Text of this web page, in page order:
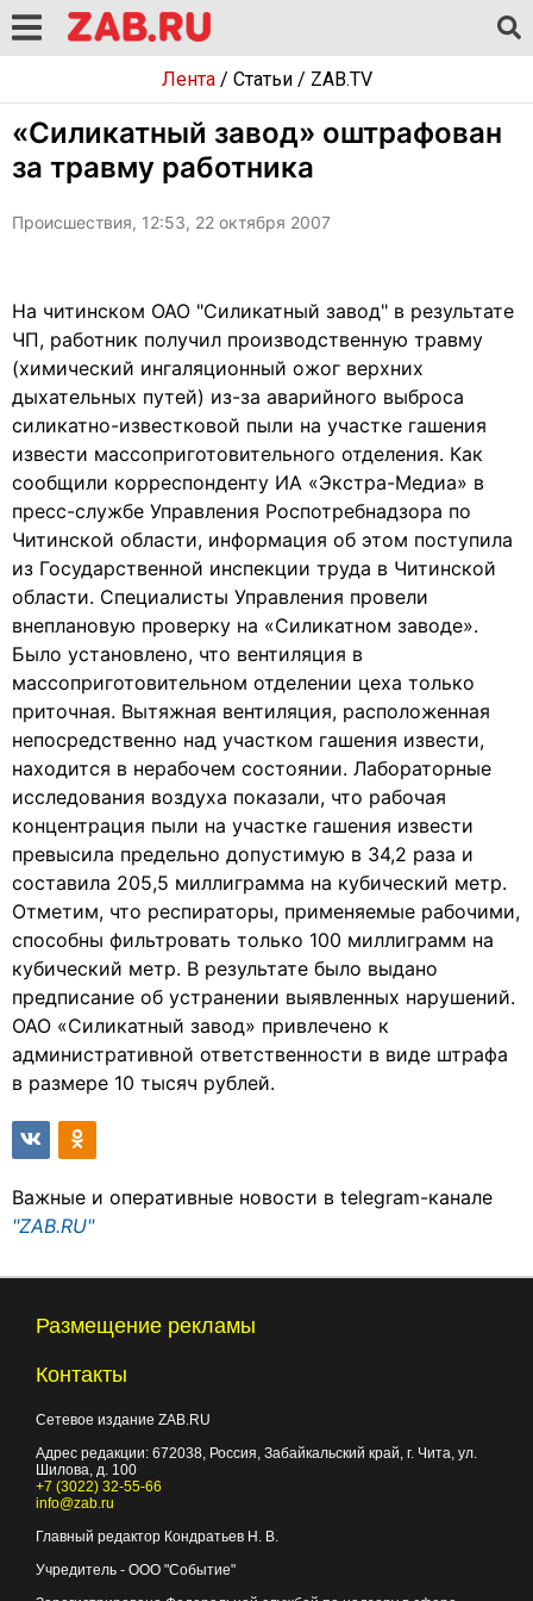
Лента/ Статьи/ ZAB.TV
«Силикатный завод» оштрафован
за травму работника
Происшествия, 12:53, 22 октября 2007
На читинском ОАО "Силикатный завод" в результате
ЧП, работник получил производственную травму
(химический ингаляционный ожог верхних
дыхательных путей) из-за аварийного выброса
силикатно-известковой пыли на участке гашения
извести массоприготовительного отделения. Как
сообщили корреспонденту ИА «Экстра-Медиа» в
пресс-службе Управления Роспотребнадзора по
Читинской области, информация об этом поступила
из Государственной инспекции труда в Читинской
области. Специалисты Управления провели
внеплановую проверку на «Силикатном заводе».
Было установлено, что вентиляция в
массоприготовительном отделении цеха только
приточная. Вытяжная вентиляция, расположенная
непосредственно над участком гашения извести,
находится в нерабочем состоянии. Лабораторные
исследования воздуха показали, что рабочая
концентрация пыли на участке гашения извести
превысила предельно допустимую в 34,2 раза и
составила 205,5 миллиграмма на кубический метр.
Отметим, что респираторы, применяемые рабочими,
способны фильтровать только 100 миллиграмм на
кубический метр. В результате было выдано
предписание об устранении выявленных нарушений.
ОАО «Силикатный завод» привлечено к
административной ответственности в виде штрафа
в размере 10 тысяч рублей.
Важные и оперативные новости в telegram-канале
"ZAB.RU"
Размещение рекламы
Контакты
Сетевое издание ZAB.RU
Адрес редакции: 672038, Россия, Забайкальский край, г. Чита, ул.
Шилова, д. 100
+7 (3022) 32-55-66
info@zab.ru
Главный редактор Кондратьев Н. В.
Учредитель - ООО "Событие"